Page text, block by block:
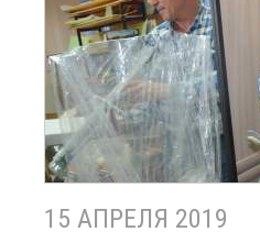
15 АПРЕЛЯ 2019